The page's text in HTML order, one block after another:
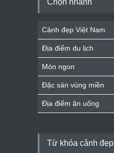
Chọn nhanh
Cảnh đẹp Việt Nam
Địa điểm du lịch
Món ngon
Đặc sản vùng miền
Địa điểm ăn uống
Từ khóa cảnh đẹp